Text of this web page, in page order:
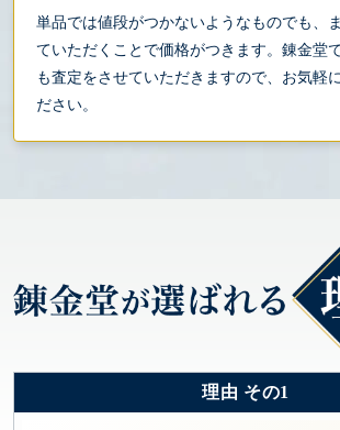
単品では値段がつかないようなものでも、
ていただくことで価格がつきます。錬金堂
も査定をさせていただきますので、お気軽
ださい。
理由 その1